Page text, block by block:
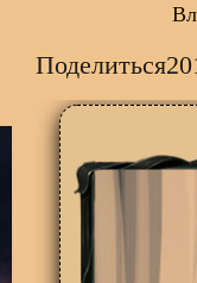
Поделиться